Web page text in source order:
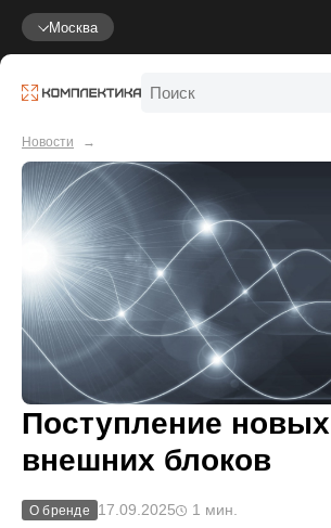
Москва
Новости
Поступление новых
внешних блоков
О бренде 17.09.2025 1 мин.